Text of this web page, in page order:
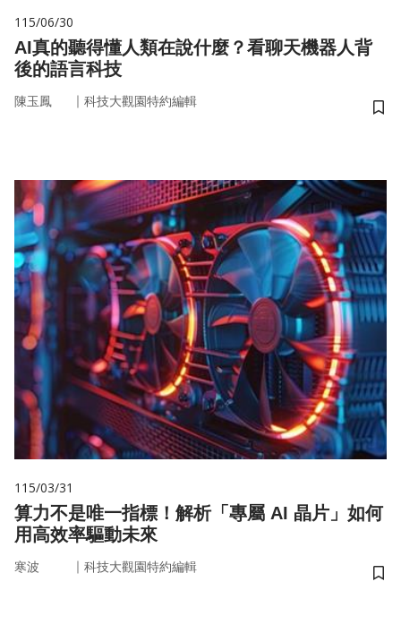
115/06/30
AI真的聽得懂人類在說什麼？看聊天機器人背
後的語言科技
陳玉鳳 ｜ 科技大觀園特約編輯
儲
115/03/31
算力不是唯一指標！解析「專屬 AI 晶片」如何
用高效率驅動未來
寒波 ｜ 科技大觀園特約編輯
儲